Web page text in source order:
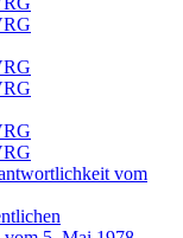
vom